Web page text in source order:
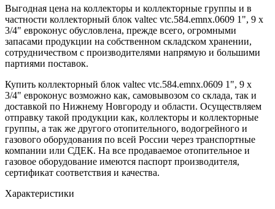
Выгодная цена на коллекторы и коллекторные группы и в
частности коллекторный блок valtec vtc.584.emnx.0609 1", 9 x
3/4" евроконус обусловлена, прежде всего, огромными
запасами продукции на собственном складском хранении,
сотрудничеством с производителями напрямую и большими
партиями поставок.
Купить коллекторный блок valtec vtc.584.emnx.0609 1", 9 x
3/4" евроконус возможно как, самовывозом со склада, так и
доставкой по Нижнему Новгороду и области. Осуществляем
отправку такой продукции как, коллекторы и коллекторные
группы, а так же другого отопительного, водогрейного и
газового оборудования по всей России через транспортные
компании или СДЕК. На все продаваемое отопительное и
газовое оборудование имеются паспорт производителя,
сертификат соответствия и качества.
Характеристики